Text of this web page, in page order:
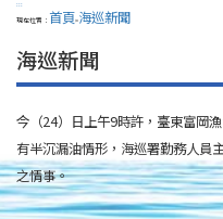
:::
現在位置： 首頁>海巡新聞
海巡新聞
今（24）日上午9時許，臺東富岡
有半沉漏油情形，海巡署勤務人員
之情事。